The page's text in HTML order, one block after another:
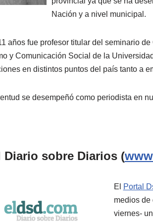
Nación y a nivel municipal.
años fue profesor titular del seminario
y Comunicación Social de la
en distintos puntos del país tanto a
se desempeñó como periodista en
Diario sobre Diarios (
El Portal
medios de
viernes-